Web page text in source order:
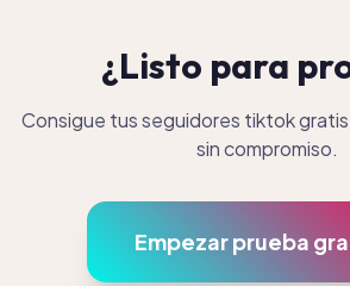
¿Listo para
Consigue tus seguidores tiktok gratis
sin compromiso.
Empezar prueba